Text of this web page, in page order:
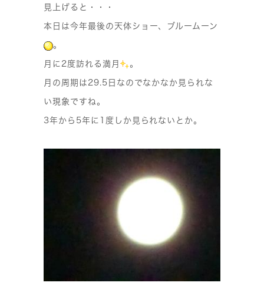
見上げると・・・
本日は今年最後の天体ショー、 ブルームーン
。
月に2度訪れる満月 。
月の周期は29.5日なのでなかなか見られな
い現象ですね。
3年から5年に1度しか見られないとか。